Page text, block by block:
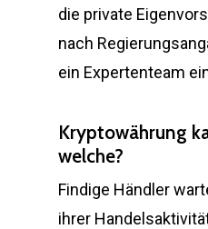
die private
nach
ein Expertenteam
Kryptowährung
welche?
Findige Händler
ihrer